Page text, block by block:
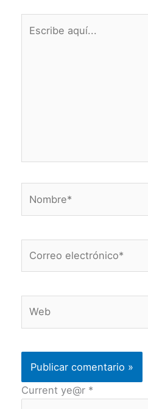
aquí...
electrónico*
Current ye@r *